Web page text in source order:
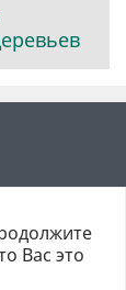
Вас это